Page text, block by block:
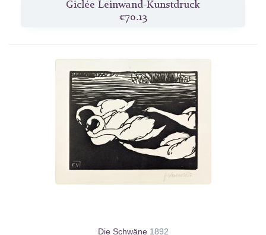
Giclée Leinwand-Kunstdruck
€70.13
Die Schwäne 1892